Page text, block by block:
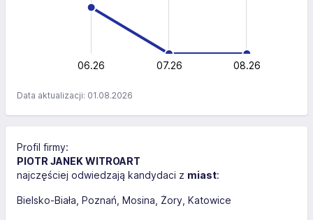
L
06.26 07.26 08.26
Data aktualizacji: 01.08.2026
Profil firmy:
PIOTR JANEK WITROART
najczęściej odwiedzają kandydaci z miast:
Bielsko-Biała Poznań Mosina Żory Katowice